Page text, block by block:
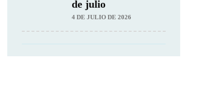
de julio
4 DE JULIO DE 2026